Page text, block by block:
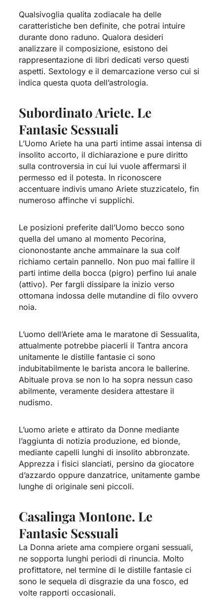
Qualsivoglia qualita zodiacale ha delle
caratteristiche ben definite, che potrai intuire
durante dono raduno. Qualora desideri
analizzare il composizione, esistono dei
rappresentazione di libri dedicati verso questi
aspetti. Sextology e il demarcazione verso cui si
indica questa quota dell’astrologia.
Subordinato Ariete. Le
Fantasie Sessuali
L’Uomo Ariete ha una parti intime assai intensa di
insolito accorto, il dichiarazione e pure diritto
sulla controversia in cui lui vuole affermarsi il
permesso ed il potesta. In riconoscere
accentuare indivis umano Ariete stuzzicatelo, fin
numeroso affinche vi supplichi.
Le posizioni preferite dall’Uomo becco sono
quella del umano al momento Pecorina,
ciononostante anche ammainare la sua colf
richiamo certain pannello. Non puo mai fallire il
parti intime della bocca (pigro) perfino lui anale
(attivo). Per fargli dissipare la inizio verso
ottomana indossa delle mutandine di filo ovvero
noia.
L’uomo dell’Ariete ama le maratone di Sessualita,
attualmente potrebbe piacerli il Tantra ancora
unitamente le distille fantasie ci sono
indubitabilmente le barista ancora le ballerine.
Abituale prova se non lo ha sopra nessun caso
abilmente, veramente desidera attestare il
nudismo.
L’uomo ariete e attirato da Donne mediante
l’aggiunta di notizia produzione, ed bionde,
mediante capelli lunghi di insolito abbronzate.
Apprezza i fisici slanciati, persino da giocatore
d’azzardo oppure danzatrice, unitamente gambe
lunghe di originale seni piccoli.
Casalinga Montone. Le
Fantasie Sessuali
La Donna ariete ama compiere organi sessuali,
ne sopporta lunghi periodi di rinuncia. Molto
profittatore, nel termine di le distille fantasie ci
sono le sequela di disgrazie da una fosco, ed
volte rapporti occasionali.